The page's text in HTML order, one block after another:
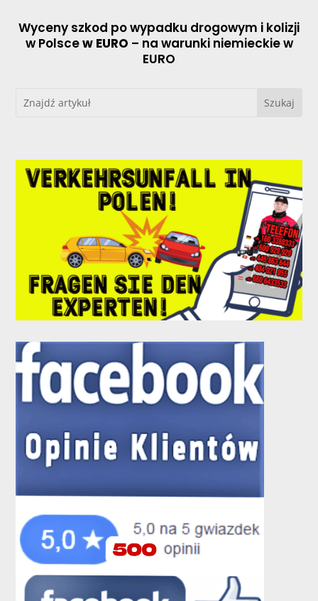
Wyceny szkod po wypadku drogowym i kolizji
w Polscew EURO – na warunki niemieckie w
EURO